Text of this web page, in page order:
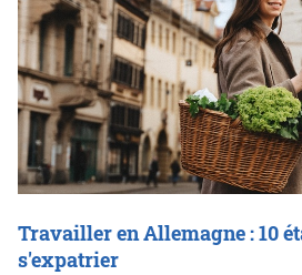
Travailler en Allemagne : 10
s'expatrier